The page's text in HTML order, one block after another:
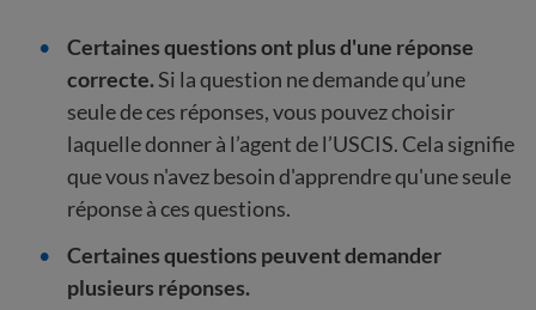
Certaines questions ont plus d'une réponse
correcte.Si la question ne demande qu’une
seule de ces réponses, vous pouvez choisir
laquelle donner à l’agent de l’USCIS. Cela signifie
que vous n'avez besoin d'apprendre qu'une seule
réponse à ces questions.
Certaines questions peuvent demander
plusieurs réponses.